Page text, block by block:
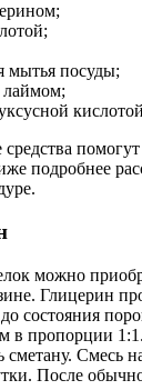
мытья посуды;
подробнее
можно
Глицерин
состояния
в пропорции
Смесь
После